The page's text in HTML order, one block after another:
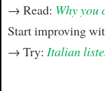
→ Read: Why you
Start improving
→ Try: Italian